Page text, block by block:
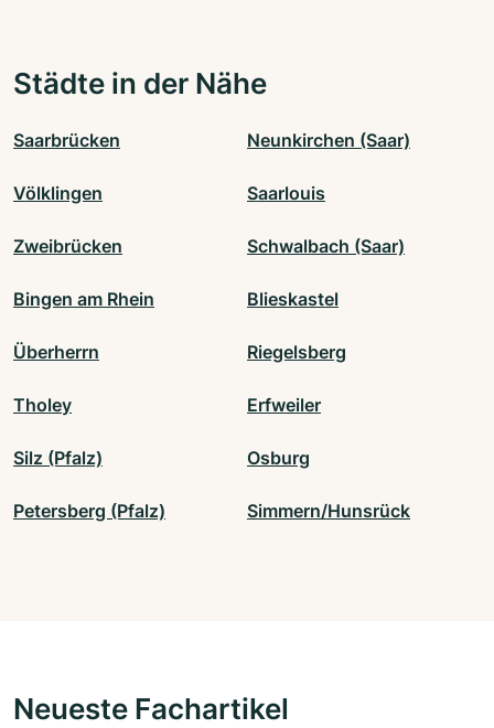
Städte in der Nähe
Saarbrücken Neunkirchen (Saar)
Völklingen Saarlouis
Zweibrücken Schwalbach (Saar)
Bingen am Rhein Blieskastel
Überherrn Riegelsberg
Tholey Erfweiler
Silz (Pfalz) Osburg
Petersberg (Pfalz) Simmern/Hunsrück
Neueste Fachartikel